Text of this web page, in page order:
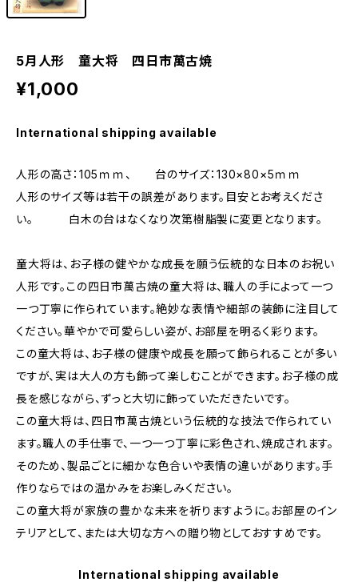
5月人形 童大将 四日市萬古焼
¥1,000
International shipping available
人形の高さ：105ｍｍ、 台のサイズ：130×80×5ｍｍ
人形のサイズ等は若干の誤差があります。目安とお考えくださ
い。 白木の台はなくなり次第樹脂製に変更となります。
童大将は、お子様の健やかな成長を願う伝統的な日本のお祝い
人形です。この四日市萬古焼の童大将は、職人の手によって一つ
一つ丁寧に作られています。絶妙な表情や細部の装飾に注目して
ください。華やかで可愛らしい姿が、お部屋を明るく彩ります。
この童大将は、お子様の健康や成長を願って飾られることが多い
ですが、実は大人の方も飾って楽しむことができます。お子様の成
長を感じながら、ずっと大切に飾っていただきたいです。
この童大将は、四日市萬古焼という伝統的な技法で作られてい
ます。職人の手仕事で、一つ一つ丁寧に彩色され、焼成されます。
そのため、製品ごとに細かな色合いや表情の違いがあります。手
作りならではの温かみをお楽しみください。
この童大将が家族の豊かな未来を祈りますように。お部屋のイン
テリアとして、または大切な方への贈り物としておすすめです。
International shipping available